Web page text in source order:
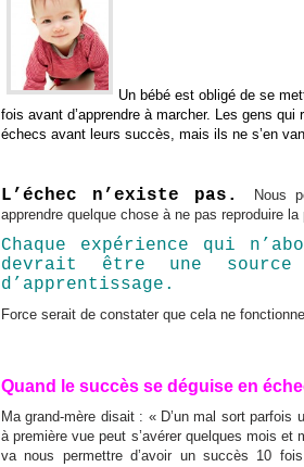
Un bébé est obligé de se
fois avant d’apprendre à marcher. Les gens
échecs avant leurs succès, mais ils ne s’en
L’échec n’existe pas.
Nous
apprendre quelque chose à ne pas reproduire la
Chaque expérience qui
devrait être une
d’apprentissage.
Force serait de constater que cela ne
Quand le succès se déguise en
Ma grand-mère disait : « D’un mal sort
à première vue peut s’avérer quelques mois et
va nous permettre d’avoir un succès 10